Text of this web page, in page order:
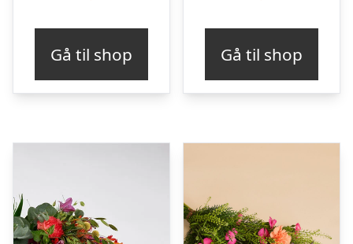
Gå til shop Gå til shop